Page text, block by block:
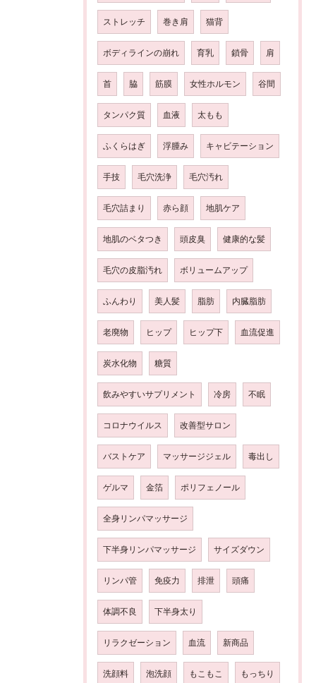
ストレッチ 巻き肩 猫背
ボディラインの崩れ 育乳 鎖骨 肩
首 脇 筋膜 女性ホルモン 谷間
タンパク質 血液 太もも
ふくらはぎ 浮腫み キャビテーション
手技 毛穴洗浄 毛穴汚れ
毛穴詰まり 赤ら顔 地肌ケア
地肌のベタつき 頭皮臭 健康的な髪
毛穴の皮脂汚れ ボリュームアップ
ふんわり 美人髪 脂肪 内臓脂肪
老廃物 ヒップ ヒップ下 血流促進
炭水化物 糖質
飲みやすいサプリメント 冷房 不眠
コロナウイルス 改善型サロン
バストケア マッサージジェル 毒出し
ゲルマ 金箔 ポリフェノール
全身リンパマッサージ
下半身リンパマッサージ サイズダウン
リンパ管 免疫力 排泄 頭痛
体調不良 下半身太り
リラクゼーション 血流 新商品
洗顔料 泡洗顔 もこもこ もっちり